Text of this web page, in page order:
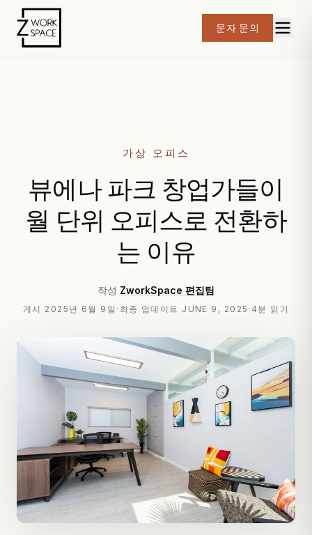
문자 문의
가상 오피스
뷰에나 파크 창업가들이
월 단위 오피스로 전환하
는 이유
작성 ZworkSpace 편집팀
게시 2025년 6월 9일 · 최종 업데이트 JUNE 9, 2025 · 4분 읽기